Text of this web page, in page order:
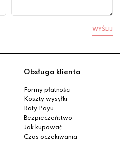
WYŚLIJ
Obsługa klienta
Formy płatności
Koszty wysyłki
Raty Payu
Bezpieczeństwo
Jak kupować
Czas oczekiwania